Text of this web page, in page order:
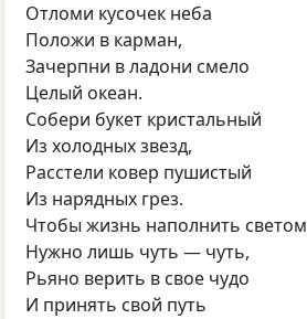
Отломи кусочек неба
Положи в карман,
Зачерпни в ладони смело
Целый океан.
Собери букет кристальный
Из холодных звезд,
Расстели ковер пушистый
Из нарядных грез.
Чтобы жизнь наполнить светом
Нужно лишь чуть — чуть,
Рьяно верить в свое чудо
И принять свой путь